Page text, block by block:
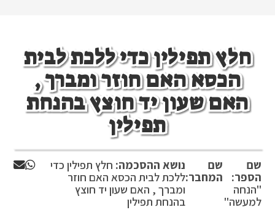
חלץ תפילין כדי ללכת לבית
הכסא האם חוזר ומברך ,
האם שעון יד חוצץ בהנחת
תפילין
שם
הספר:
"הנחה
למעשה"
שם
המחבר:
נושא ההסכמה: חלץ תפילין כדי
ללכת לבית הכסא האם חוזר
ומברך , האם שעון יד חוצץ
בהנחת תפילין